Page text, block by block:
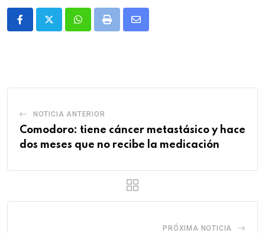
WhatsappPrint
Share
NOTICIA ANTERIOR
Comodoro: tiene cáncer metastásico y hace
dos meses que no recibe la medicación
PRÓXIMA NOTICIA